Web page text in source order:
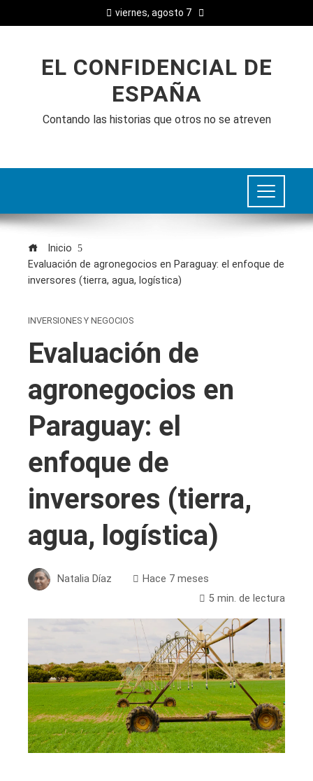
viernes, agosto 7
EL CONFIDENCIAL DE
ESPAÑA
Contando las historias que otros no se atreven
Inicio
Evaluación de agronegocios en Paraguay: el enfoque de
inversores (tierra, agua, logística)
INVERSIONES Y NEGOCIOS
Evaluación de
agronegocios en
Paraguay: el
enfoque de
inversores (tierra,
agua, logística)
Natalia Díaz
Hace 7 meses
5 min. de lectura